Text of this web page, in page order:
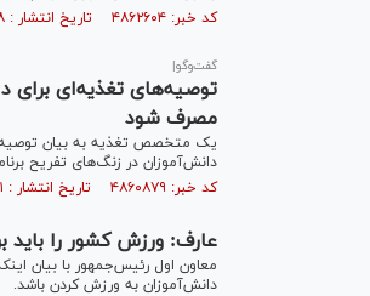
کد خبر: ۴۸۶۲۶۰۴ تاریخ انتشار : ۱۴۰۴/۰۷/۲۸
گفت‌وگو|
توصیه‌های تغذیه‌ای برای
مصرف شود
یک متخصص تغذیه به بیان
دانش‌آموزان در زنگ‌های تفریح
کد خبر: ۴۸۶۰۸۷۹ تاریخ انتشار : ۱۴۰۴/۰۷/۲۱
عارف: ورزش کشور را
معاون اول رئیس‌جمهور با بیان
دانش‌آموزان به ورزش کردن باشد.